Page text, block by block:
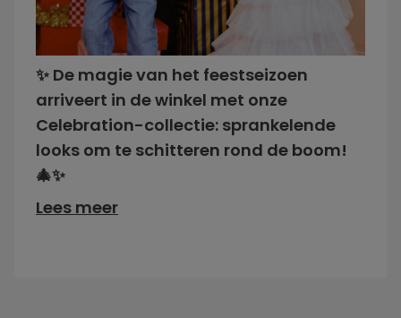
✨ De magie van het feestseizoen
arriveert in de winkel met onze
Celebration-collectie: sprankelende
looks om te schitteren rond de boom!
🎄✨
Lees meer